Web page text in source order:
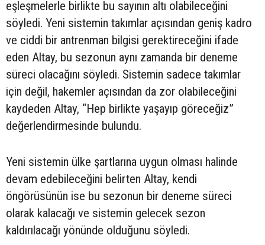
eşleşmelerle birlikte bu sayının altı olabileceğini
söyledi. Yeni sistemin takımlar açısından geniş kadro
ve ciddi bir antrenman bilgisi gerektireceğini ifade
eden Altay, bu sezonun aynı zamanda bir deneme
süreci olacağını söyledi. Sistemin sadece takımlar
için değil, hakemler açısından da zor olabileceğini
kaydeden Altay, “Hep birlikte yaşayıp göreceğiz”
değerlendirmesinde bulundu.
Yeni sistemin ülke şartlarına uygun olması halinde
devam edebileceğini belirten Altay, kendi
öngörüsünün ise bu sezonun bir deneme süreci
olarak kalacağı ve sistemin gelecek sezon
kaldırılacağı yönünde olduğunu söyledi.